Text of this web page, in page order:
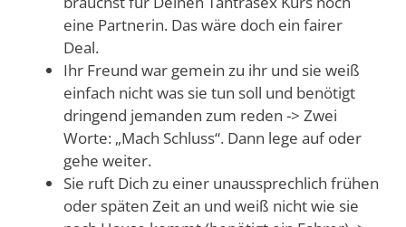
eine Partnerin. Das wäre doch ein fairer
Deal.
Ihr Freund war gemein zu ihr und sie weiß
einfach nicht was sie tun soll und benötigt
dringend jemanden zum reden -> Zwei
Worte: „Mach Schluss“. Dann lege auf oder
gehe weiter.
Sie ruft Dich zu einer unaussprechlich frühen
oder späten Zeit an und weiß nicht wie sie